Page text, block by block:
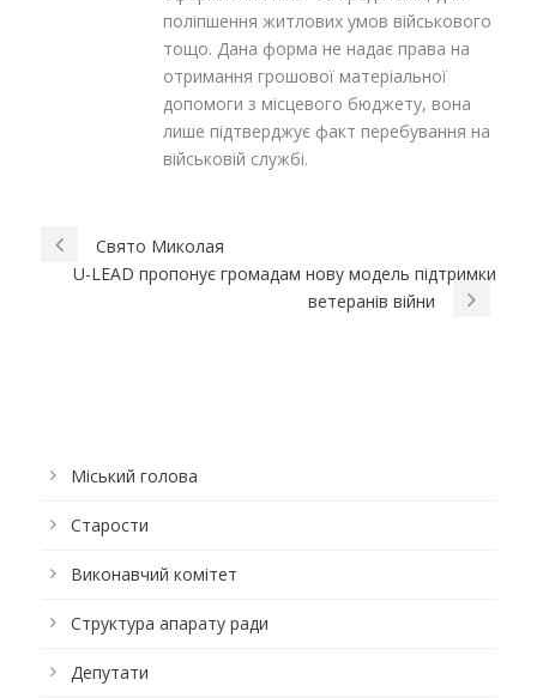
поліпшення житлових умов військового
тощо. Дана форма не надає права на
отримання грошової матеріальної
допомоги з місцевого бюджету, вона
лише підтверджує факт перебування на
військовій службі.
Свято Миколая
U-LEAD пропонує громадам нову модель підтримки
ветеранів війни
Міський голова
Старости
Виконавчий комітет
Структура апарату ради
Депутати